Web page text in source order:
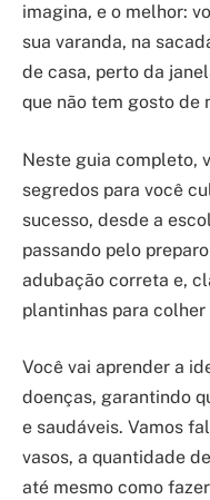
imagina, e o melhor:
sua varanda, na
de casa, perto da
que não tem gosto de
Neste guia completo,
segredos para você
sucesso, desde a
passando pelo
adubação correta e,
plantinhas para
Você vai aprender a
doenças, garantindo
e saudáveis. Vamos
vasos, a quantidade
até mesmo como